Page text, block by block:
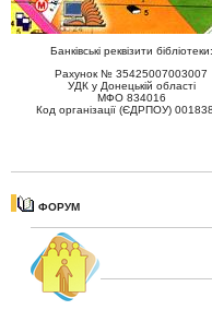
Банківські реквізити бібліотеки:
Рахунок № 35425007003007
УДК у Донецькій області
МФО 834016
Код організації (ЄДРПОУ)
ФОРУМ